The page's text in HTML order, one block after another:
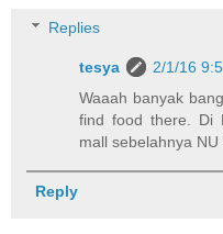
Replies
tesya
2/1/16
Waaah banyak
find food there. Di
mall sebelahnya
Reply